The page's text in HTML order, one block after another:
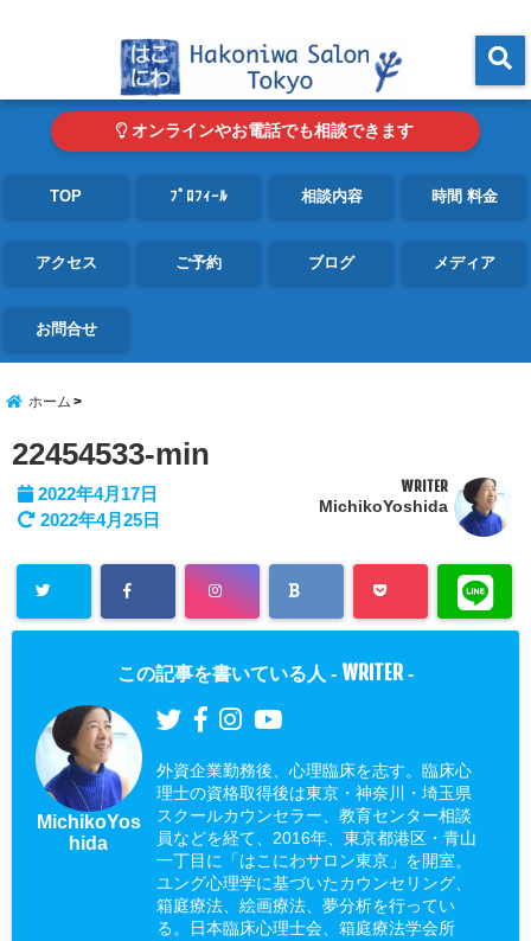
オンラインやお電話でも相談できます
TOP ﾌﾟﾛﾌｨｰﾙ 相談内容 時間 料金
アクセス ご予約 ブログ メディア
お問合せ
ホーム
22454533-min
2022年4月17日
2022年4月25日
WRITER
MichikoYoshida
この記事を書いている人 - WRITER -
MichikoYos
hida
外資企業勤務後、心理臨床を志す。臨床心
理士の資格取得後は東京・神奈川・埼玉県
スクールカウンセラー、教育センター相談
員などを経て、2016年、東京都港区・青山
一丁目に「はこにわサロン東京」を開室。
ユング心理学に基づいたカウンセリング、
箱庭療法、絵画療法、夢分析を行ってい
る。日本臨床心理士会、箱庭療法学会所